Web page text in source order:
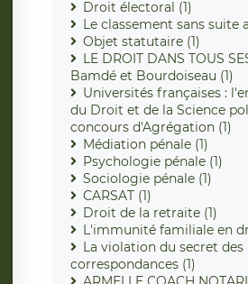
Droit électoral (1)
Le classement sans suite
Objet statutaire (1)
LE DROIT DANS TOUS
Bamdé et Bourdoiseau (1)
Universités françaises :
du Droit et de la Science
concours d'Agrégation (1)
Médiation pénale (1)
Psychologie pénale (1)
Sociologie pénale (1)
CARSAT (1)
Droit de la retraite (1)
L'immunité familiale en
La violation du secret des
correspondances (1)